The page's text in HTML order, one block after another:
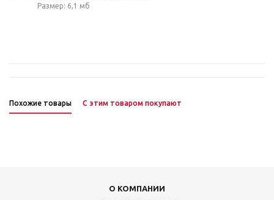
Размер: 6,1 мб
Похожие товары С этим товаром покупают
О КОМПАНИИ